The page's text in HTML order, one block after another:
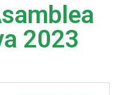
2023